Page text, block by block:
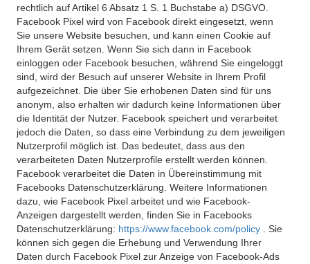
rechtlich auf Artikel 6 Absatz 1 S. 1 Buchstabe a) DSGVO.
Facebook Pixel wird von Facebook direkt eingesetzt, wenn
Sie unsere Website besuchen, und kann einen Cookie auf
Ihrem Gerät setzen. Wenn Sie sich dann in Facebook
einloggen oder Facebook besuchen, während Sie eingeloggt
sind, wird der Besuch auf unserer Website in Ihrem Profil
aufgezeichnet. Die über Sie erhobenen Daten sind für uns
anonym, also erhalten wir dadurch keine Informationen über
die Identität der Nutzer. Facebook speichert und verarbeitet
jedoch die Daten, so dass eine Verbindung zu dem jeweiligen
Nutzerprofil möglich ist. Das bedeutet, dass aus den
verarbeiteten Daten Nutzerprofile erstellt werden können.
Facebook verarbeitet die Daten in Übereinstimmung mit
Facebooks Datenschutzerklärung. Weitere Informationen
dazu, wie Facebook Pixel arbeitet und wie Facebook-
Anzeigen dargestellt werden, finden Sie in Facebooks
Datenschutzerklärung: https://www.facebook.com/policy
. Sie
können sich gegen die Erhebung und Verwendung Ihrer
Daten durch Facebook Pixel zur Anzeige von Facebook-Ads